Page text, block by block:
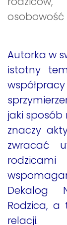
osobowość
Autorka w
istotny
jaki sposób
znaczy
zwracać
Dekalog
Rodzica,
relacji.